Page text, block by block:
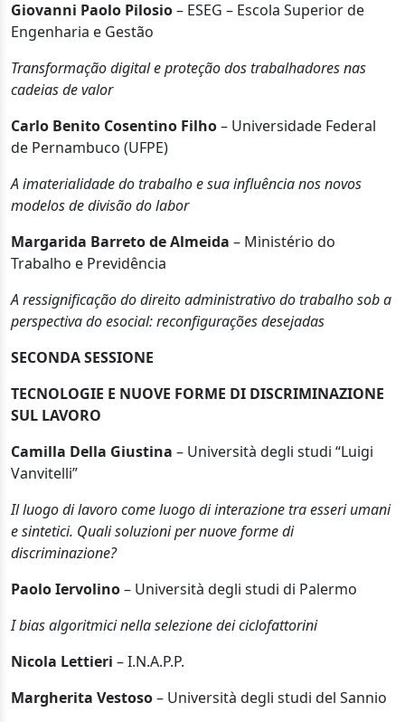
Giovanni Paolo Pilosio– ESEG – Escola Superior de
Engenharia e Gestão
Transformação digital e proteção dos trabalhadores nas
cadeias de valor
Carlo Benito Cosentino Filho– Universidade Federal
de Pernambuco (UFPE)
A imaterialidade do trabalho e sua influência nos novos
modelos de divisão do labor
Margarida Barreto de Almeida – Ministério do
Trabalho e Previdência
A ressignificação do direito administrativo do trabalho sob a
perspectiva do esocial: reconfigurações desejadas
SECONDA SESSIONE
TECNOLOGIE E NUOVE FORME DI DISCRIMINAZIONE
SUL LAVORO
Camilla Della Giustina – Università degli studi “Luigi
Vanvitelli”
Il luogo di lavoro come luogo di interazione tra esseri umani
e sintetici. Quali soluzioni per nuove forme di
discriminazione?
Paolo Iervolino– Università degli studi di Palermo
I bias algoritmici nella selezione dei ciclofattorini
Nicola Lettieri – I.N.A.P.P.
Margherita Vestoso– Università degli studi del Sannio